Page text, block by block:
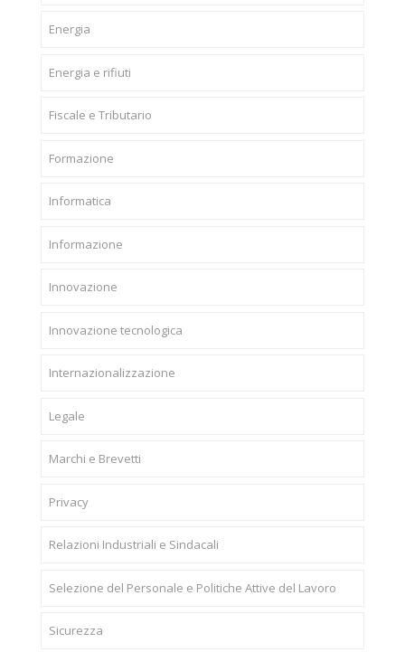
Energia
Energia e rifiuti
Fiscale e Tributario
Formazione
Informatica
Informazione
Innovazione
Innovazione tecnologica
Internazionalizzazione
Legale
Marchi e Brevetti
Privacy
Relazioni Industriali e Sindacali
Selezione del Personale e Politiche Attive del Lavoro
Sicurezza